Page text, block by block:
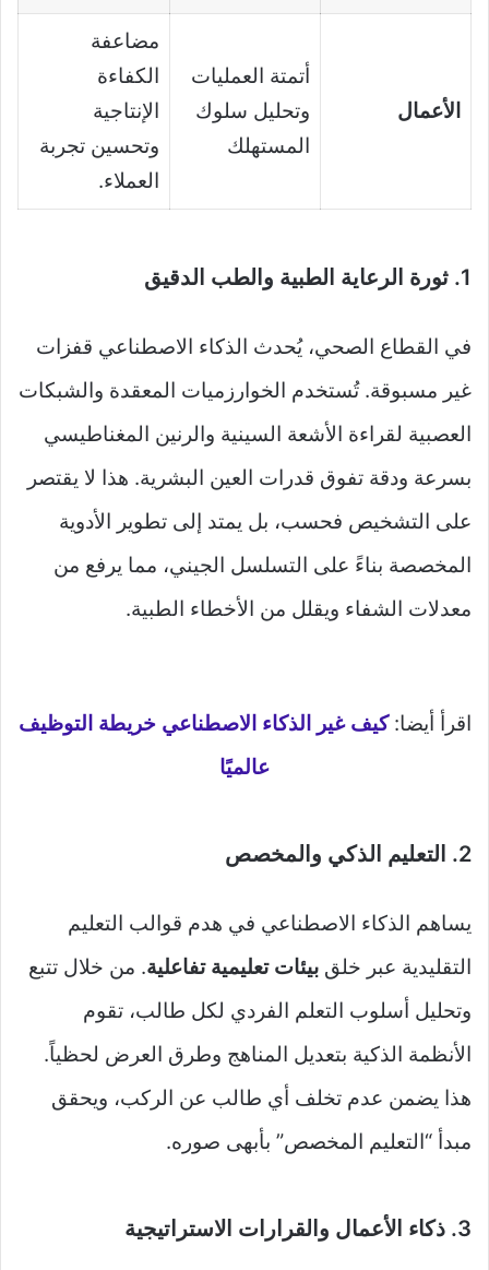
الأعمال
أتمتة العمليات
وتحليل سلوك
المستهلك
مضاعفة
الكفاءة
الإنتاجية
وتحسين تجربة
العملاء.
1. ثورة الرعاية الطبية والطب الدقيق
في القطاع الصحي، يُحدث الذكاء الاصطناعي قفزات
غير مسبوقة. تُستخدم الخوارزميات المعقدة والشبكات
العصبية لقراءة الأشعة السينية والرنين المغناطيسي
بسرعة ودقة تفوق قدرات العين البشرية. هذا لا يقتصر
على التشخيص فحسب، بل يمتد إلى تطوير الأدوية
المخصصة بناءً على التسلسل الجيني، مما يرفع من
معدلات الشفاء ويقلل من الأخطاء الطبية.
اقرأ أيضا:كيف غير الذكاء الاصطناعي خريطة التوظيف
عالميًا
2. التعليم الذكي والمخصص
يساهم الذكاء الاصطناعي في هدم قوالب التعليم
التقليدية عبر خلق بيئات تعليمية تفاعلية. من خلال تتبع
وتحليل أسلوب التعلم الفردي لكل طالب، تقوم
الأنظمة الذكية بتعديل المناهج وطرق العرض لحظياً.
هذا يضمن عدم تخلف أي طالب عن الركب، ويحقق
مبدأ “التعليم المخصص” بأبهى صوره.
3. ذكاء الأعمال والقرارات الاستراتيجية